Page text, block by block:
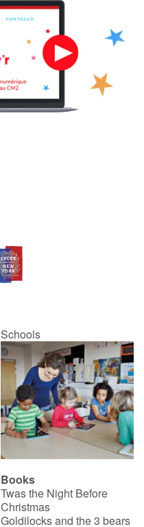
Schools
Books
Twas the Night Before
Christmas
Goldilocks and the 3 bears